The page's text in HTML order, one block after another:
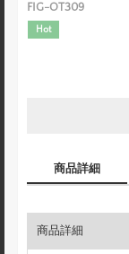
FIG-OT309
Hot
商品詳細
商品詳細